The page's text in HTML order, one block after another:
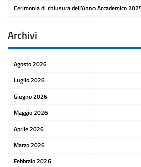
Cerimonia di chiusura dell’Anno Accademico
Archivi
Agosto 2026
Luglio 2026
Giugno 2026
Maggio 2026
Aprile 2026
Marzo 2026
Febbraio 2026